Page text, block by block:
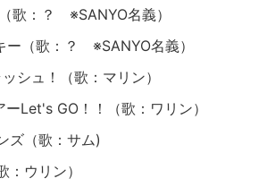
歌：？ ※SANYO名義）
ー（歌：？ ※SANYO名義）
シュ！（歌：マリン）
Let's GO！！（歌：ワリン）
ズ（歌：サム)
ウリン）